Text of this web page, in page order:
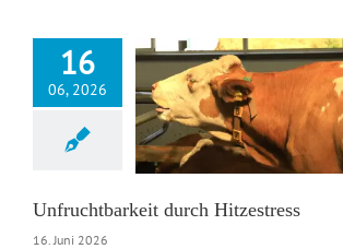
16
06, 2026
durch
Unfruchtbarkeit durch Hitzestress
16. Juni 2026